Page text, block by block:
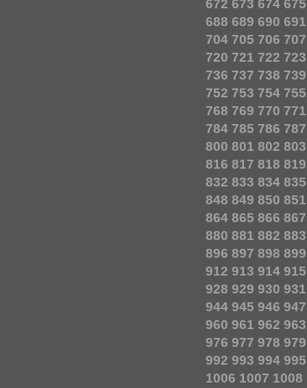
672 673 674 675
688 689 690 691
704 705 706 707
720 721 722 723
736 737 738 739
752 753 754 755
768 769 770 771
784 785 786 787
800 801 802 803
816 817 818 819
832 833 834 835
848 849 850 851
864 865 866 867
880 881 882 883
896 897 898 899
912 913 914 915
928 929 930 931
944 945 946 947
960 961 962 963
976 977 978 979
992 993 994 995
1006 1007 1008